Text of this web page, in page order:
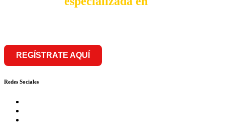
REGÍSTRATE AQUÍ
Redes Sociales